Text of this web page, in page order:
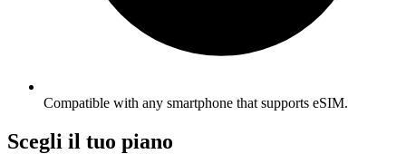
Compatible with any smartphone that supports eSIM.
Scegli il tuo piano